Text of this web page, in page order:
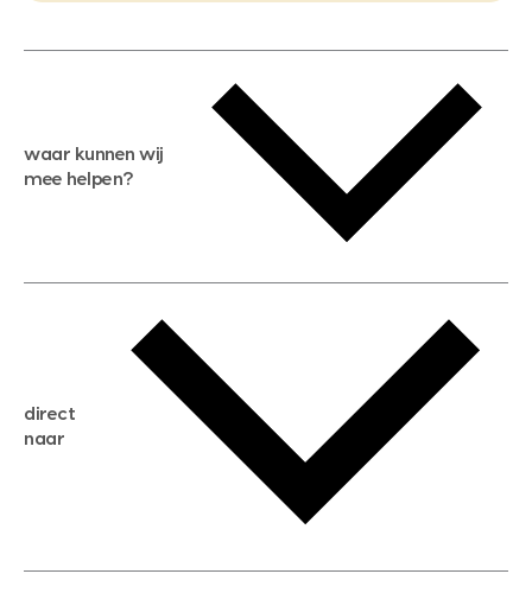
waar kunnen wij
mee helpen?
gratis zoekservice
huis verkopen
huis kopen
direct
naar